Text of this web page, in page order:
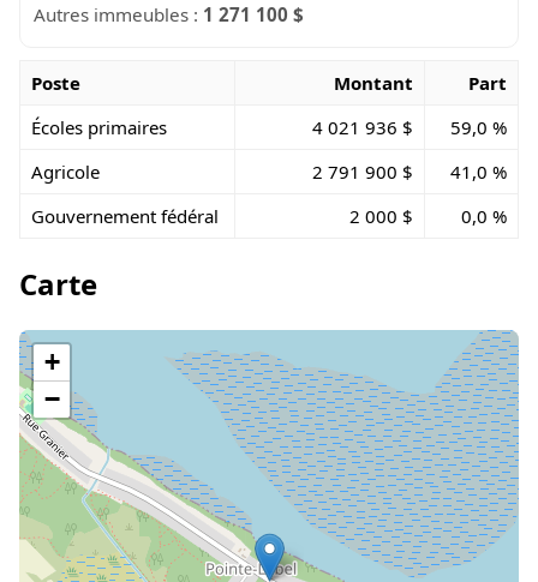
Autres immeubles : 1 271 100 $
Poste Montant
Part
Écoles primaires
4 021 936 $
59,0 %
Agricole
2 791 900 $
41,0 %
Gouvernement fédéral
2 000 $ 0,0 %
Carte
+
−